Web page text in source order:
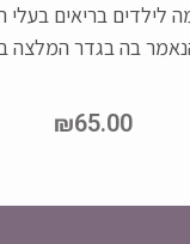
לילדים בריאים בעלי
בה בגדר המלצה
₪65.00